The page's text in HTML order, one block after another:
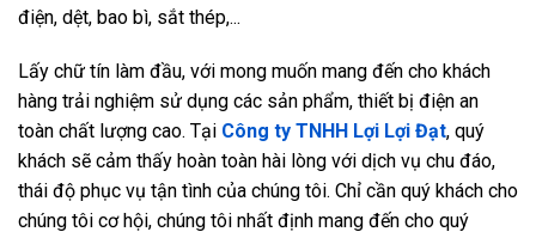
điện, dệt, bao bì, sắt thép,...
Lấy chữ tín làm đầu, với mong muốn mang đến cho khách
hàng trải nghiệm sử dụng các sản phẩm, thiết bị điện an
toàn chất lượng cao. Tại Công ty TNHH Lợi Lợi Đạt, quý
khách sẽ cảm thấy hoàn toàn hài lòng với dịch vụ chu đáo,
thái độ phục vụ tận tình của chúng tôi. Chỉ cần quý khách cho
chúng tôi cơ hội, chúng tôi nhất định mang đến cho quý